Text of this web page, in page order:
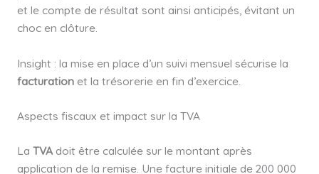
et le compte de résultat sont ainsi anticipés, évitant un
choc en clôture.
Insight : la mise en place d’un suivi mensuel sécurise la
facturationet la trésorerie en fin d’exercice.
Aspects fiscaux et impact sur la TVA
La TVAdoit être calculée sur le montant après
application de la remise. Une facture initiale de 200 000